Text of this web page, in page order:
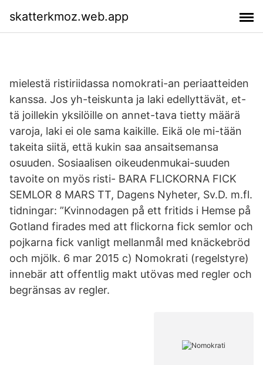
skatterkmoz.web.app
mielestä ristiriidassa nomokrati-an periaatteiden
kanssa. Jos yh-teiskunta ja laki edellyttävät, et-
tä joillekin yksilöille on annet-tava tietty määrä
varoja, laki ei ole sama kaikille. Eikä ole mi-tään
takeita siitä, että kukin saa ansaitsemansa
osuuden. Sosiaalisen oikeudenmukai-suuden
tavoite on myös risti- BARA FLICKORNA FICK
SEMLOR 8 MARS TT, Dagens Nyheter, Sv.D. m.fl.
tidningar: ”Kvinnodagen på ett fritids i Hemse på
Gotland firades med att flickorna fick semlor och
pojkarna fick vanligt mellanmål med knäckebröd
och mjölk. 6 mar 2015 c) Nomokrati (regelstyre)
innebär att offentlig makt utövas med regler och
begränsas av regler.